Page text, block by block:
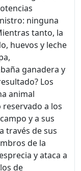
ninguna
tanto, la
huevos y leche
ganadera y
Los
animal
a los
y a sus
través de sus
de la
y ataca a
de